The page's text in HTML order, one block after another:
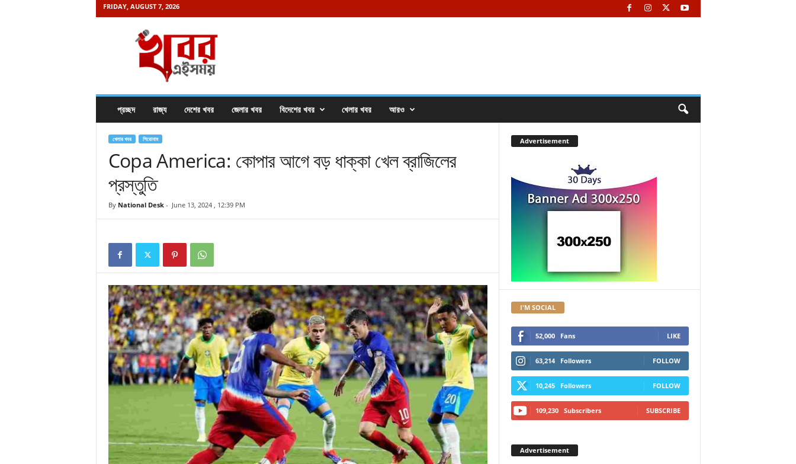
FRIDAY, AUGUST 7, 2026
প্রচ্ছদ রাজ্য দেশের খবর জেলার খবর বিদেশের খবর খেলার খবর আরও
খেলার খবর শিরোনাম
Copa America: কোপার আগে বড় ধাক্কা খেল ব্রাজিলের
প্রস্তুতি
By National Desk- June 13, 2024 , 12:39 PM
Advertisement
I'M SOCIAL
52,000 Fans LIKE
63,214 Followers FOLLOW
10,245 Followers FOLLOW
109,230 Subscribers SUBSCRIBE
Advertisement